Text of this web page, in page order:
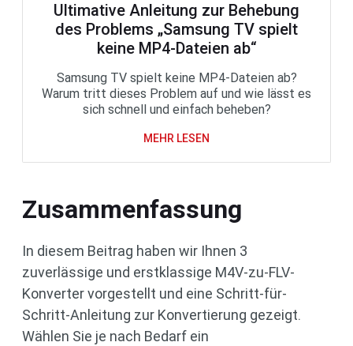
Ultimative Anleitung zur Behebung
des Problems „Samsung TV spielt
keine MP4-Dateien ab“
Samsung TV spielt keine MP4-Dateien ab?
Warum tritt dieses Problem auf und wie lässt es
sich schnell und einfach beheben?
MEHR LESEN
Zusammenfassung
In diesem Beitrag haben wir Ihnen 3
zuverlässige und erstklassige M4V-zu-FLV-
Konverter vorgestellt und eine Schritt-für-
Schritt-Anleitung zur Konvertierung gezeigt.
Wählen Sie je nach Bedarf ein